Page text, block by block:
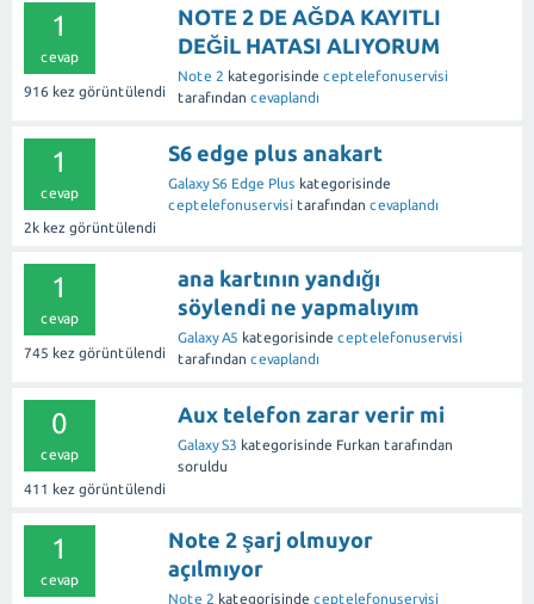
1
cevap
916 kez görüntülendi
NOTE 2 DE AĞDA KAYITLI
DEĞİL HATASI ALIYORUM
Note 2 kategorisinde ceptelefonuservisi
tarafından cevaplandı
1
cevap
2k kez görüntülendi
S6 edge plus anakart
Galaxy S6 Edge Plus kategorisinde
ceptelefonuservisi tarafından cevaplandı
1
cevap
745 kez görüntülendi
ana kartının yandığı
söylendi ne yapmalıyım
Galaxy A5 kategorisinde ceptelefonuservisi
tarafından cevaplandı
0
cevap
411 kez görüntülendi
Aux telefon zarar verir mi
Galaxy S3 kategorisinde Furkan tarafından
soruldu
1
cevap
Note 2 şarj olmuyor
açılmıyor
Note 2 kategorisinde ceptelefonuservisi